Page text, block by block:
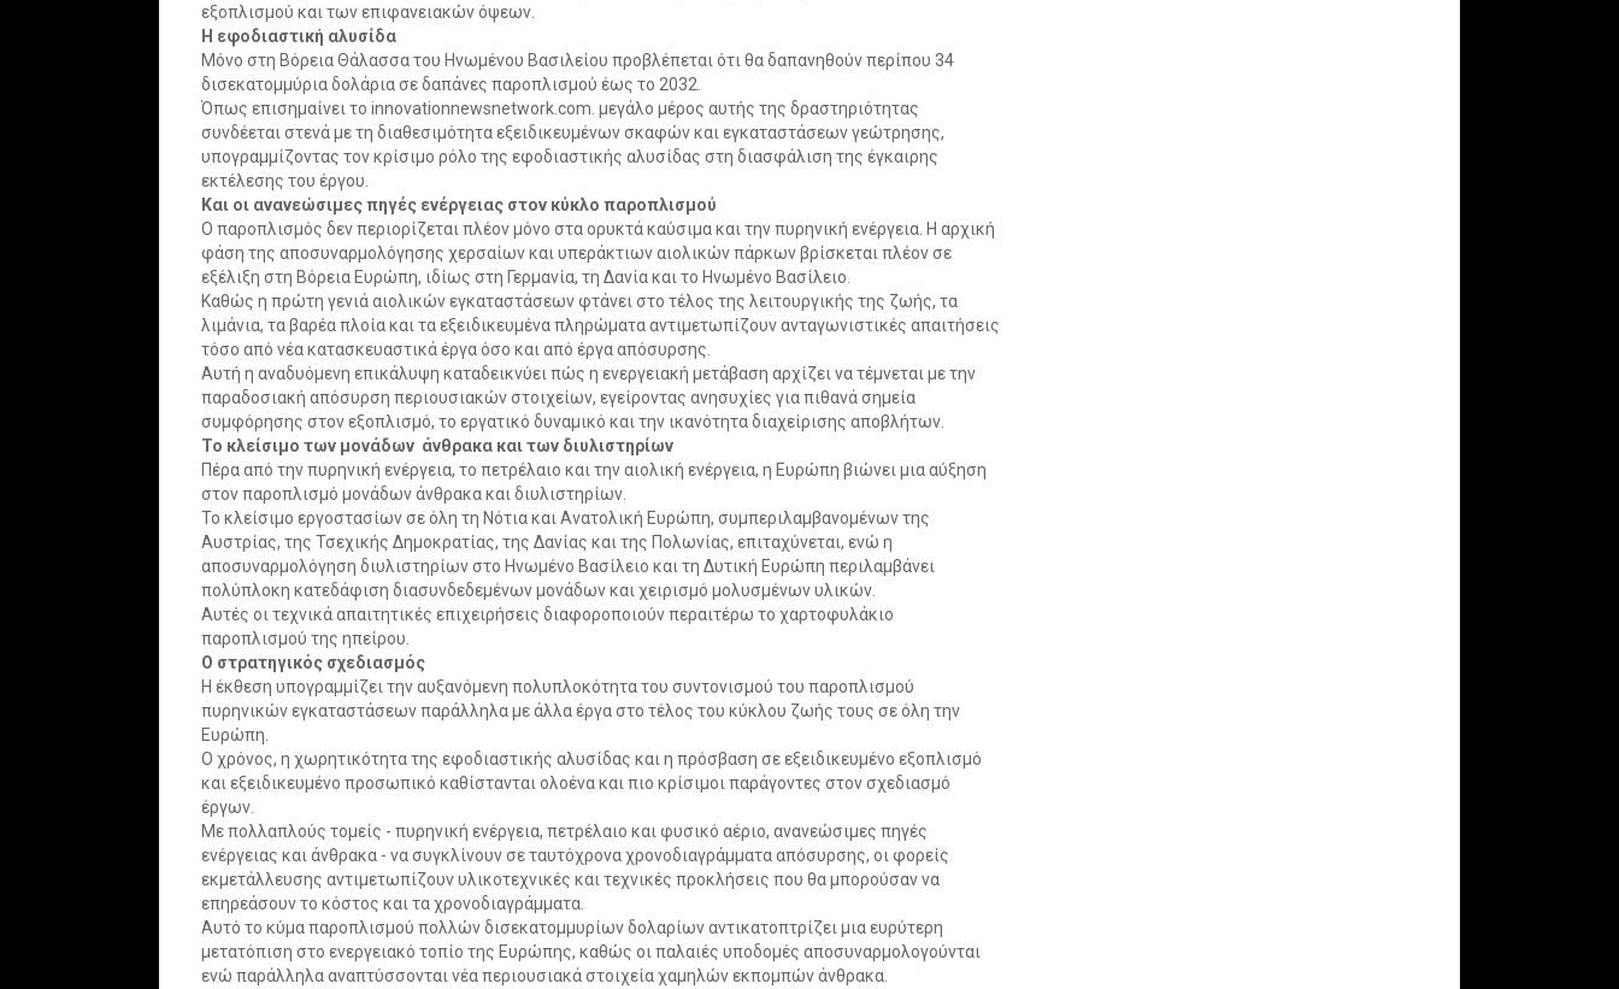
εξοπλισμού και των επιφανειακών όψεων.
Η εφοδιαστική αλυσίδα
Μόνο στη Βόρεια Θάλασσα του Ηνωμένου Βασιλείου προβλέπεται ότι θα δαπανηθούν περίπου 34
δισεκατομμύρια δολάρια σε δαπάνες παροπλισμού έως το 2032.
Όπως επισημαίνει το innovationnewsnetwork.com. μεγάλο μέρος αυτής της δραστηριότητας
συνδέεται στενά με τη διαθεσιμότητα εξειδικευμένων σκαφών και εγκαταστάσεων γεώτρησης,
υπογραμμίζοντας τον κρίσιμο ρόλο της εφοδιαστικής αλυσίδας στη διασφάλιση της έγκαιρης
εκτέλεσης του έργου.
Και οι ανανεώσιμες πηγές ενέργειας στον κύκλο παροπλισμού
Ο παροπλισμός δεν περιορίζεται πλέον μόνο στα ορυκτά καύσιμα και την πυρηνική ενέργεια. Η αρχική
φάση της αποσυναρμολόγησης χερσαίων και υπεράκτιων αιολικών πάρκων βρίσκεται πλέον σε
εξέλιξη στη Βόρεια Ευρώπη, ιδίως στη Γερμανία, τη Δανία και το Ηνωμένο Βασίλειο.
Καθώς η πρώτη γενιά αιολικών εγκαταστάσεων φτάνει στο τέλος της λειτουργικής της ζωής, τα
λιμάνια, τα βαρέα πλοία και τα εξειδικευμένα πληρώματα αντιμετωπίζουν ανταγωνιστικές απαιτήσεις
τόσο από νέα κατασκευαστικά έργα όσο και από έργα απόσυρσης.
Αυτή η αναδυόμενη επικάλυψη καταδεικνύει πώς η ενεργειακή μετάβαση αρχίζει να τέμνεται με την
παραδοσιακή απόσυρση περιουσιακών στοιχείων, εγείροντας ανησυχίες για πιθανά σημεία
συμφόρησης στον εξοπλισμό, το εργατικό δυναμικό και την ικανότητα διαχείρισης αποβλήτων.
Το κλείσιμο των μονάδων άνθρακα και των διυλιστηρίων
Πέρα από την πυρηνική ενέργεια, το πετρέλαιο και την αιολική ενέργεια, η Ευρώπη βιώνει μια αύξηση
στον παροπλισμό μονάδων άνθρακα και διυλιστηρίων.
Το κλείσιμο εργοστασίων σε όλη τη Νότια και Ανατολική Ευρώπη, συμπεριλαμβανομένων της
Αυστρίας, της Τσεχικής Δημοκρατίας, της Δανίας και της Πολωνίας, επιταχύνεται, ενώ η
αποσυναρμολόγηση διυλιστηρίων στο Ηνωμένο Βασίλειο και τη Δυτική Ευρώπη περιλαμβάνει
πολύπλοκη κατεδάφιση διασυνδεδεμένων μονάδων και χειρισμό μολυσμένων υλικών.
Αυτές οι τεχνικά απαιτητικές επιχειρήσεις διαφοροποιούν περαιτέρω το χαρτοφυλάκιο
παροπλισμού της ηπείρου.
Ο στρατηγικός σχεδιασμός
Η έκθεση υπογραμμίζει την αυξανόμενη πολυπλοκότητα του συντονισμού του παροπλισμού
πυρηνικών εγκαταστάσεων παράλληλα με άλλα έργα στο τέλος του κύκλου ζωής τους σε όλη την
Ευρώπη.
Ο χρόνος, η χωρητικότητα της εφοδιαστικής αλυσίδας και η πρόσβαση σε εξειδικευμένο εξοπλισμό
και εξειδικευμένο προσωπικό καθίστανται ολοένα και πιο κρίσιμοι παράγοντες στον σχεδιασμό
έργων.
Με πολλαπλούς τομείς - πυρηνική ενέργεια, πετρέλαιο και φυσικό αέριο, ανανεώσιμες πηγές
ενέργειας και άνθρακα - να συγκλίνουν σε ταυτόχρονα χρονοδιαγράμματα απόσυρσης, οι φορείς
εκμετάλλευσης αντιμετωπίζουν υλικοτεχνικές και τεχνικές προκλήσεις που θα μπορούσαν να
επηρεάσουν το κόστος και τα χρονοδιαγράμματα.
Αυτό το κύμα παροπλισμού πολλών δισεκατομμυρίων δολαρίων αντικατοπτρίζει μια ευρύτερη
μετατόπιση στο ενεργειακό τοπίο της Ευρώπης, καθώς οι παλαιές υποδομές αποσυναρμολογούνται
ενώ παράλληλα αναπτύσσονται νέα περιουσιακά στοιχεία χαμηλών εκπομπών άνθρακα.